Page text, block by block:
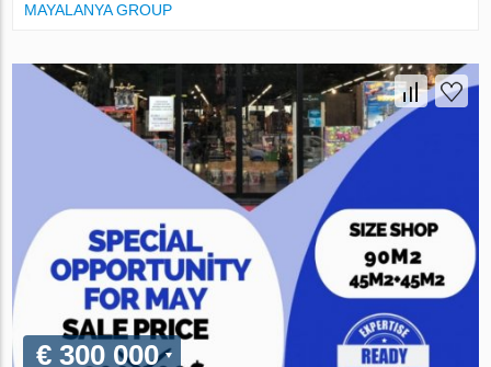
MAYALANYA GROUP
€ 300 000